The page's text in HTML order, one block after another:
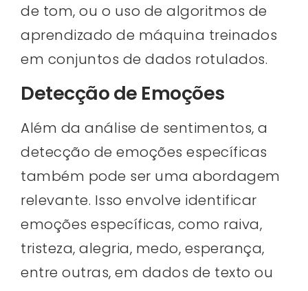
de tom, ou o uso de algoritmos de
aprendizado de máquina treinados
em conjuntos de dados rotulados.
Detecção de Emoções
Além da análise de sentimentos, a
detecção de emoções específicas
também pode ser uma abordagem
relevante. Isso envolve identificar
emoções específicas, como raiva,
tristeza, alegria, medo, esperança,
entre outras, em dados de texto ou